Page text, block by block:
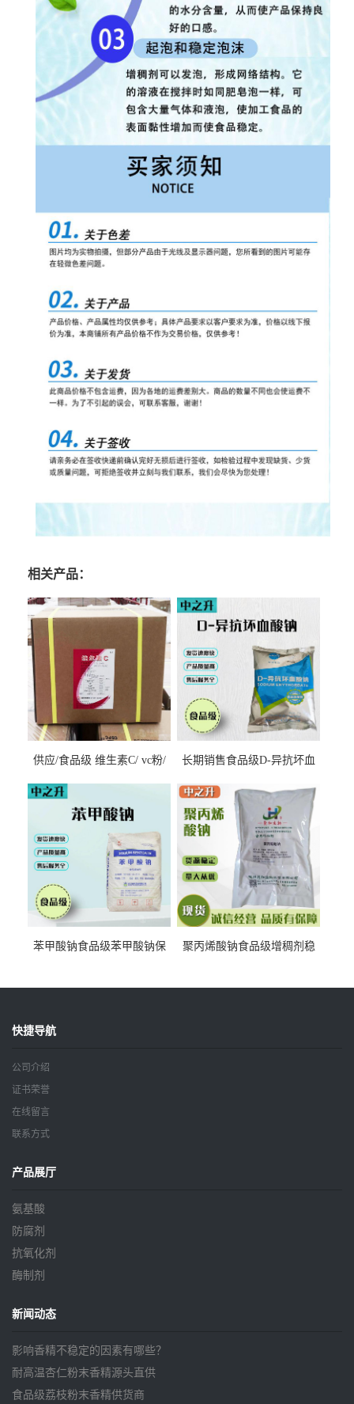
相关产品：
供应/食品级 维生素C/ vc粉/
长期销售食品级D-异抗坏血
苯甲酸钠食品级苯甲酸钠保
聚丙烯酸钠食品级增稠剂稳
快捷导航
公司介绍
证书荣誉
在线留言
联系方式
产品展厅
氨基酸
防腐剂
抗氧化剂
酶制剂
新闻动态
影响香精不稳定的因素有哪些？
耐高温杏仁粉末香精源头直供
食品级荔枝粉末香精供货商